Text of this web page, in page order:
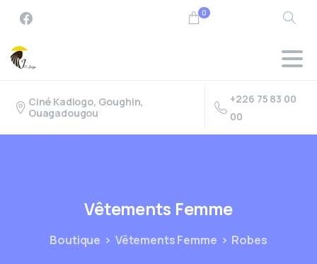
0
Ciné Kadiogo, Goughin,
Ouagadougou
+226 75 83 00
00
Vêtements Femme
Boutique Vêtements Femme Robes